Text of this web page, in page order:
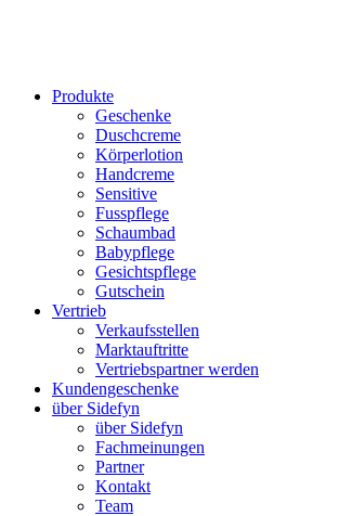
Produkte
Geschenke
Duschcreme
Körperlotion
Handcreme
Sensitive
Fusspflege
Schaumbad
Babypflege
Gesichtspflege
Gutschein
Vertrieb
Verkaufsstellen
Marktauftritte
Vertriebspartner werden
Kundengeschenke
über Sidefyn
über Sidefyn
Fachmeinungen
Partner
Kontakt
Team